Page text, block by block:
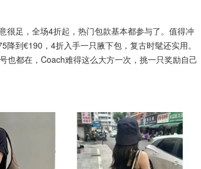
很足，全场4折起，热门包款基本都参与了。值得冲
降到€190，4折入手一只腋下包，复古时髦还实用。
也都在，Coach难得这么大方一次，挑一只奖励自己